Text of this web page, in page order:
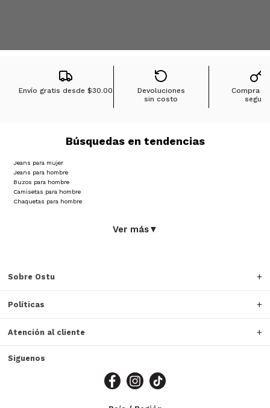
Envío gratis desde$30.00
Devoluciones
sin costo
Compra
segura
Búsquedas en tendencias
Jeans para mujer
Jeans para hombre
Buzos para hombre
Camisetas para hombre
Chaquetas para hombre
Ver más▼
Sobre Ostu
Políticas
Atención al cliente
Siguenos